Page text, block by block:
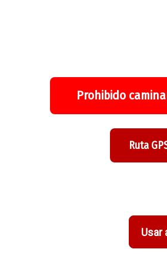
Prohibido
Ruta
Usar